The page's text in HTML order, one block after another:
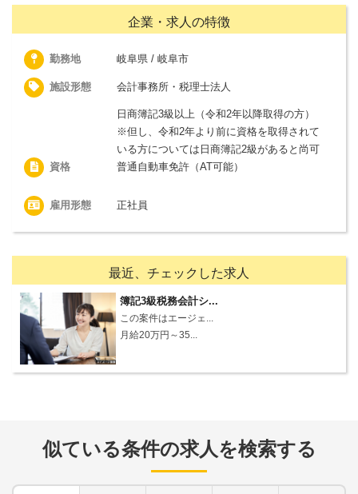
企業・求人の特徴
勤務地 岐阜県 / 岐阜市
施設形態 会計事務所・税理士法人
資格
日商簿記3級以上（令和2年以降取得の方）
※但し、令和2年より前に資格を取得されて
いる方については日商簿記2級があると尚可
普通自動車免許（AT可能）
雇用形態 正社員
最近、チェックした求人
簿記3級税務会計シ...
この案件はエージェ...
月給20万円～35...
似ている条件の求人を検索する